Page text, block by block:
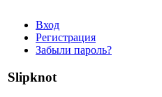
Вход
Регистрация
Забыли пароль?
Slipknot